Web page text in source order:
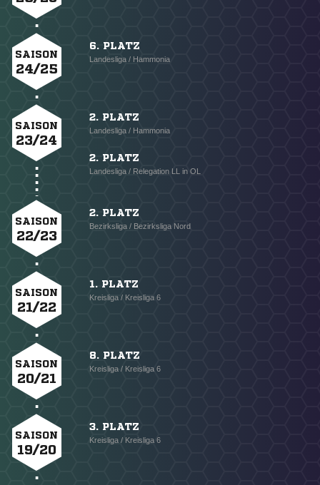
SAISON
24/25
6. PLATZ
Landesliga / Hammonia
SAISON
23/24
2. PLATZ
Landesliga / Hammonia
2. PLATZ
Landesliga / Relegation LL in OL
SAISON
22/23
2. PLATZ
Bezirksliga / Bezirksliga Nord
SAISON
21/22
1. PLATZ
Kreisliga / Kreisliga 6
SAISON
20/21
8. PLATZ
Kreisliga / Kreisliga 6
SAISON
19/20
3. PLATZ
Kreisliga / Kreisliga 6